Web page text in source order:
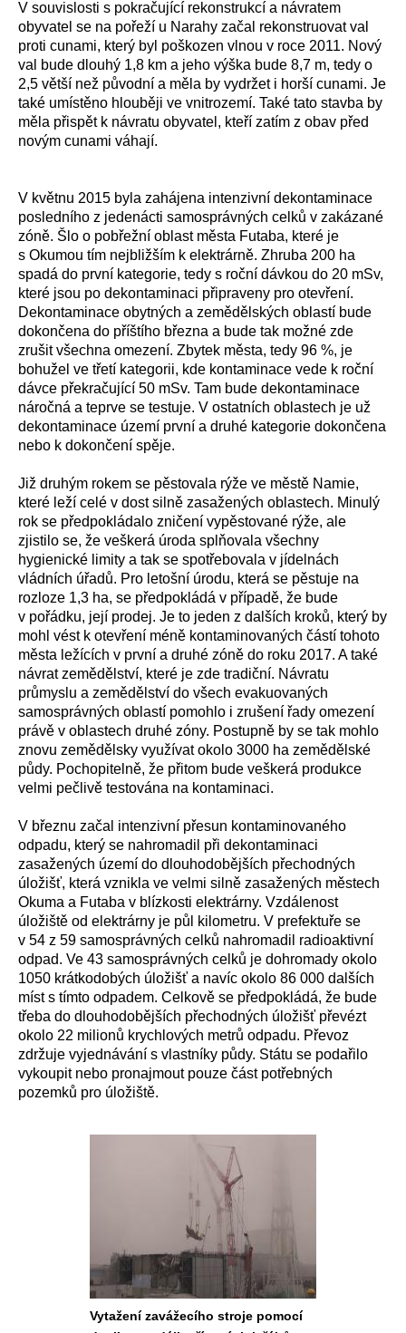
V souvislosti s pokračující rekonstrukcí a návratem
obyvatel se na pořeží u Narahy začal rekonstruovat val
proti cunami, který byl poškozen vlnou v roce 2011. Nový
val bude dlouhý 1,8 km a jeho výška bude 8,7 m, tedy o
2,5 větší než původní a měla by vydržet i horší cunami. Je
také umístěno hlouběji ve vnitrozemí. Také tato stavba by
měla přispět k návratu obyvatel, kteří zatím z obav před
novým cunami váhají.
V květnu 2015 byla zahájena intenzivní dekontaminace
posledního z jedenácti samosprávných celků v zakázané
zóně. Šlo o pobřežní oblast města Futaba, které je
s Okumou tím nejbližším k elektrárně. Zhruba 200 ha
spadá do první kategorie, tedy s roční dávkou do 20 mSv,
které jsou po dekontaminaci připraveny pro otevření.
Dekontaminace obytných a zemědělských oblastí bude
dokončena do příštího března a bude tak možné zde
zrušit všechna omezení. Zbytek města, tedy 96 %, je
bohužel ve třetí kategorii, kde kontaminace vede k roční
dávce překračující 50 mSv. Tam bude dekontaminace
náročná a teprve se testuje. V ostatních oblastech je už
dekontaminace území první a druhé kategorie dokončena
nebo k dokončení spěje.
Již druhým rokem se pěstovala rýže ve městě Namie,
které leží celé v dost silně zasažených oblastech. Minulý
rok se předpokládalo zničení vypěstované rýže, ale
zjistilo se, že veškerá úroda splňovala všechny
hygienické limity a tak se spotřebovala v jídelnách
vládních úřadů. Pro letošní úrodu, která se pěstuje na
rozloze 1,3 ha, se předpokládá v případě, že bude
v pořádku, její prodej. Je to jeden z dalších kroků, který by
mohl vést k otevření méně kontaminovaných částí tohoto
města ležících v první a druhé zóně do roku 2017. A také
návrat zemědělství, které je zde tradiční. Návratu
průmyslu a zemědělství do všech evakuovaných
samosprávných oblastí pomohlo i zrušení řady omezení
právě v oblastech druhé zóny. Postupně by se tak mohlo
znovu zemědělsky využívat okolo 3000 ha zemědělské
půdy. Pochopitelně, že přitom bude veškerá produkce
velmi pečlivě testována na kontaminaci.
V březnu začal intenzivní přesun kontaminovaného
odpadu, který se nahromadil při dekontaminaci
zasažených území do dlouhodobějších přechodných
úložišť, která vznikla ve velmi silně zasažených městech
Okuma a Futaba v blízkosti elektrárny. Vzdálenost
úložiště od elektrárny je půl kilometru. V prefektuře se
v 54 z 59 samosprávných celků nahromadil radioaktivní
odpad. Ve 43 samosprávných celků je dohromady okolo
1050 krátkodobých úložišť a navíc okolo 86 000 dalších
míst s tímto odpadem. Celkově se předpokládá, že bude
třeba do dlouhodobějších přechodných úložišť převézt
okolo 22 milionů krychlových metrů odpadu. Převoz
zdržuje vyjednávání s vlastníky půdy. Státu se podařilo
vykoupit nebo pronajmout pouze část potřebných
pozemků pro úložiště.
Vytažení zavážecího stroje pomocí